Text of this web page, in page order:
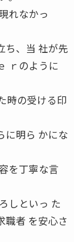
れなかっ
ち、当 社が先
ｒのように
時の受ける印
に明ら かにな
を丁寧な言
しといっ た
職者 を安心さ